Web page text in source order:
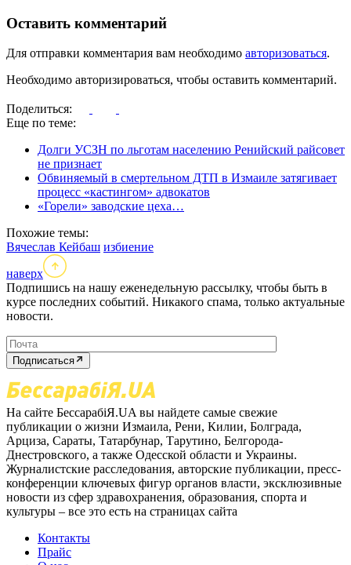
Оставить комментарий
Для отправки комментария вам необходимо авторизоваться.
Необходимо авторизироваться, чтобы оставить комментарий.
Поделиться:
Еще по теме:
Долги УСЗН по льготам населению Ренийский райсовет
не признает
Обвиняемый в смертельном ДТП в Измаиле затягивает
процесс «кастингом» адвокатов
«Горели» заводские цеха…
Похожие темы:
Вячеслав Кейбаш избиение
наверх
Подпишись на нашу еженедельную рассылку, чтобы быть в
курсе последних событий. Никакого спама, только актуальные
новости.
Подписаться
На сайте БессарабіЯ.UA вы найдете самые свежие
публикации о жизни Измаила, Рени, Килии, Болграда,
Арциза, Сараты, Татарбунар, Тарутино, Белгорода-
Днестровского, а также Одесской области и Украины.
Журналистские расследования, авторские публикации, пресс-
конференции ключевых фигур органов власти, эксклюзивные
новости из сфер здравохранения, образования, спорта и
культуры – все это есть на страницах сайта
Контакты
Прайс